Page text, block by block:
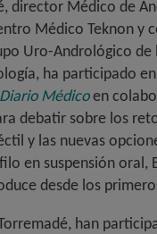
director Médico de
Médico Teknon y
Uro-Andrológico de
ha participado
Diario Médicoen
debatir sobre los
y las nuevas
en suspensión oral,
desde los
han